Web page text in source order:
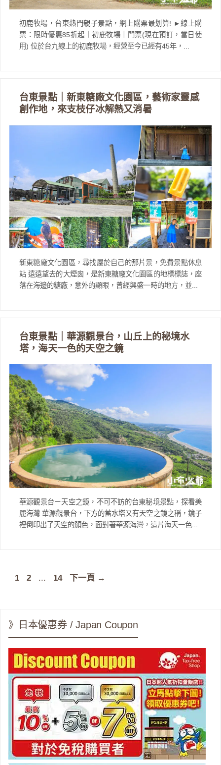
初鹿牧場，台東熱門親子景點，網上購票最划算! ►線上購
票：限時優惠85折起｜初鹿牧場｜門票(現在預訂，當日使
用) 位於台九線上的初鹿牧場，經營至今已經有45年，...
台東景點｜新東糖廠文化園區，藝術家靈感
創作地，來支枝仔冰解熱又消暑
新東糖廠文化園區，尋找屬於自己的那片景，免費景點休息
站 遠遠望去的大煙囪，是新東糖廠文化園區的地標標誌，座
落在海邊的糖廠，意外的顯眼，曾經興盛一時的地方，並...
台東景點｜華源觀景台，山丘上的秘境水
塔，海天一色的天空之鏡
華源觀景台－天空之鏡，不可不訪的台東秘境景點，探看美
麗海灣 華源觀景台，下方的蓄水塔又有天空之鏡之稱，鏡子
裡倒印出了天空的顏色，面對著華源海灣，這片海天一色...
頁
1
頁
2 ...
頁
14 下一頁 →
》日本優惠券 / Japan Coupon